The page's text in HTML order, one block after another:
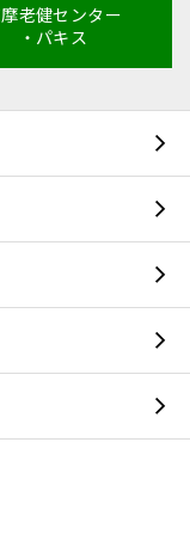
老健センター
・パキス